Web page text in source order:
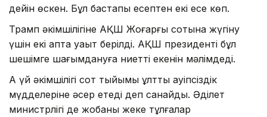
дейін өскен. Бұл бастапқы есептен екі есе көп.
Трамп әкімшілігіне АҚШ Жоғарғы сотына жүгіну
үшін екі апта уақыт берілді. АҚШ президенті бұл
шешімге шағымдануға ниетті екенін мәлімдеді.
Ақ үй әкімшілігі сот тыйымы ұлттық қауіпсіздік
мүдделеріне әсер етеді деп санайды. Әділет
министрлігі де жобаны жеке тұлғалар